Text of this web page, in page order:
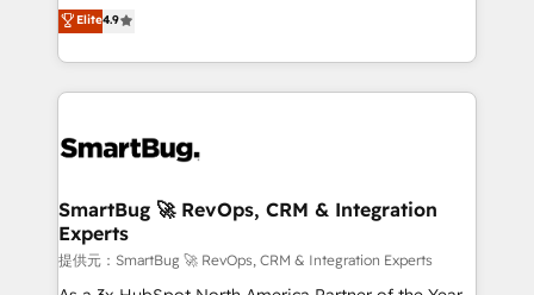
の一部をAIが自律実行する組織への移行を設計・実装。
Breeze・Claude等をHubSpotと連携させ、役割定義・
革を、構想から実装・定着までPMOとして主導。「設
の統合・浸透・変革管理を実行します。 ▸ CMS戦略設
計・構築：リード獲得・CVR・SEOを前提にした情報設
計・導線設計・テンプレート設計をContent Hubで一体
提供。 ▸ 既存CRM・MAからの移行支援：Salesforce・
don't just "set up tools" — we install the GTM
Operating System (GTM OS) to align your leadership
and engineer a portal that drives predictable
revenue velocity. 🚀 GTM Strategy & Alignment
stalling growth. Fix your ICP, Math, and Story to stop
Scalable Architecture: Zero-technical-debt setup
across all Hubs, validated by our 7 HubSpot
Accreditations. AI-Powered RevOps: Breeze AI,
custom AI agents, and high-integrity migrations for
Elite4.9
SmartBug 🚀 RevOps, CRM & Integration
Experts
提供元：SmartBug 🚀 RevOps, CRM & Integration Experts